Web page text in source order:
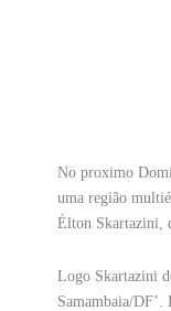
No proximo
uma região
Élton Skartazini,
Logo Skartazini
Samambaia/DF’.